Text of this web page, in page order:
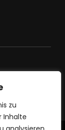
zu
Inhalte